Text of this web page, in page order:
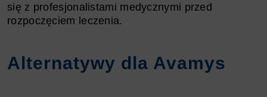
się z profesjonalistami medycznymi przed
rozpoczęciem leczenia.
Alternatywy dla Avamys